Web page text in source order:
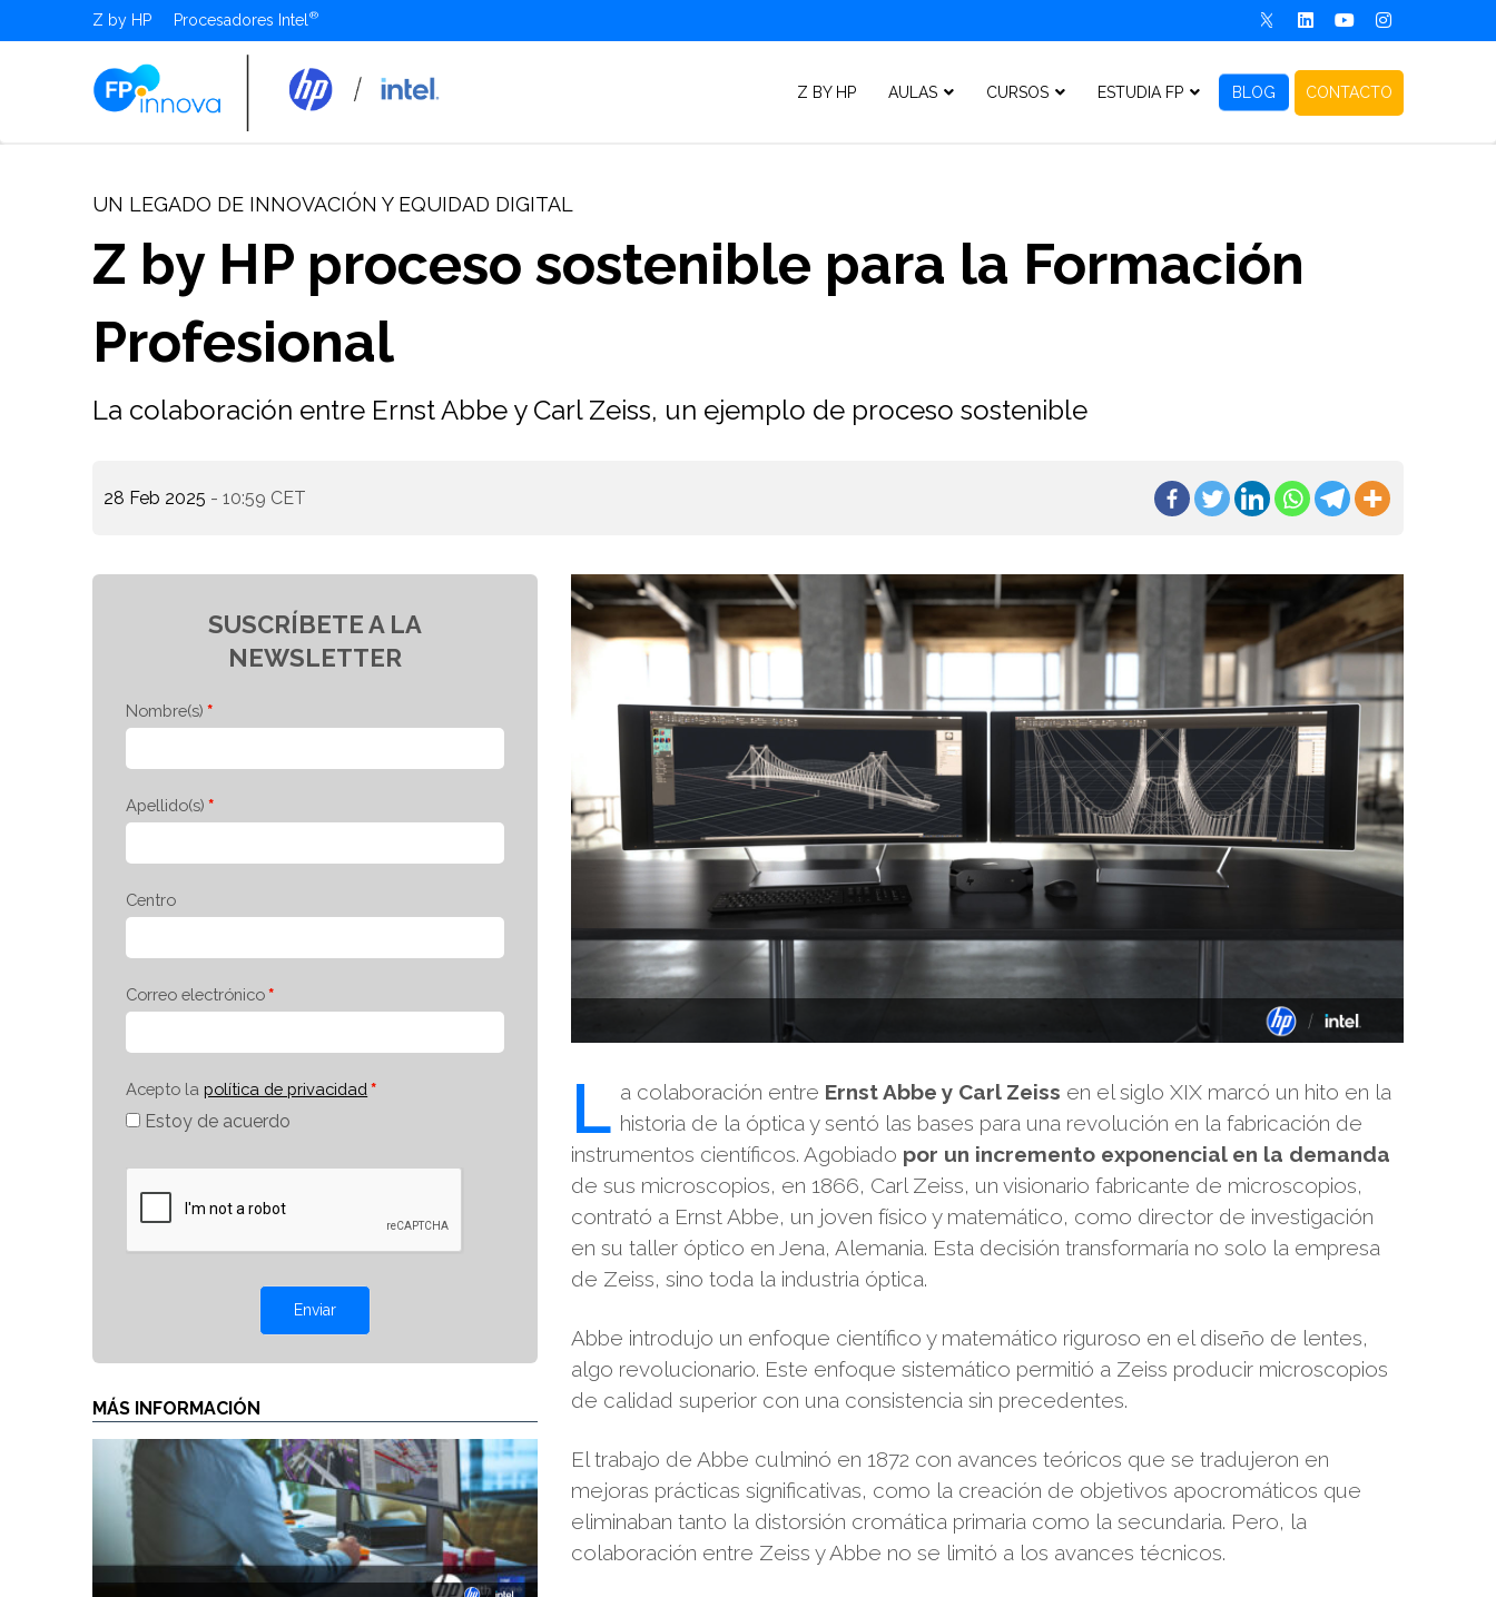
Z by HP Procesadores Intel
Z BY HP AULAS CURSOS ESTUDIA FP BLOG CONTACTO
UN LEGADO DE INNOVACIÓN Y EQUIDAD DIGITAL
Z by HP proceso sostenible para la Formación
Profesional
La colaboración entre Ernst Abbe y Carl Zeiss, un ejemplo de proceso sostenible
28 Feb 2025 - 10:59 CET
SUSCRÍBETE A LA
NEWSLETTER
Nombre(s)
Apellido(s)
Centro
Correo electrónico
Acepto la política de privacidad
Estoy de acuerdo
Enviar
MÁS INFORMACIÓN
L a colaboración entre Ernst Abbe y Carl Zeiss en el siglo XIX marcó un hito en la
historia de la óptica y sentó las bases para una revolución en la fabricación de
instrumentos científicos. Agobiado por un incremento exponencial en la demanda
de sus microscopios, en 1866, Carl Zeiss, un visionario fabricante de microscopios,
contrató a Ernst Abbe, un joven físico y matemático, como director de investigación
en su taller óptico en Jena, Alemania. Esta decisión transformaría no solo la empresa
de Zeiss, sino toda la industria óptica.
Abbe introdujo un enfoque científico y matemático riguroso en el diseño de lentes,
algo revolucionario. Este enfoque sistemático permitió a Zeiss producir microscopios
de calidad superior con una consistencia sin precedentes.
El trabajo de Abbe culminó en 1872 con avances teóricos que se tradujeron en
mejoras prácticas significativas, como la creación de objetivos apocromáticos que
eliminaban tanto la distorsión cromática primaria como la secundaria. Pero, la
colaboración entre Zeiss y Abbe no se limitó a los avances técnicos.